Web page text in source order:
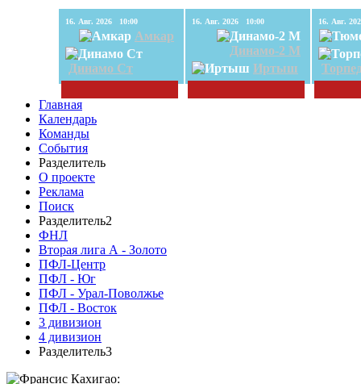
16. Авг. 2026 10:00
Амкар
Динамо Ст
16. Авг. 2026 10:00
Динамо-2 М
Иртыш
Главная
Календарь
Команды
События
Разделитель
О проекте
Реклама
Поиск
Разделитель2
ФНЛ
Вторая лига А - Золото
ПФЛ-Центр
ПФЛ - Юг
ПФЛ - Урал-Поволжье
ПФЛ - Восток
3 дивизион
4 дивизион
Разделитель3